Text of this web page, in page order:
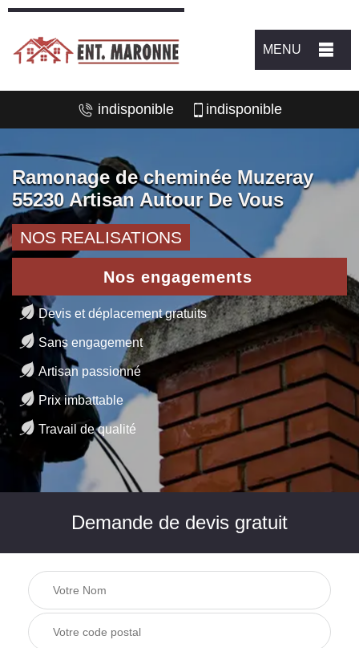
MENU
indisponible indisponible
Ramonage de cheminée Muzeray
55230 Artisan Autour De Vous
NOS REALISATIONS
Nos engagements
Devis et déplacement gratuits
Sans engagement
Artisan passionné
Prix imbattable
Travail de qualité
Demande de devis gratuit